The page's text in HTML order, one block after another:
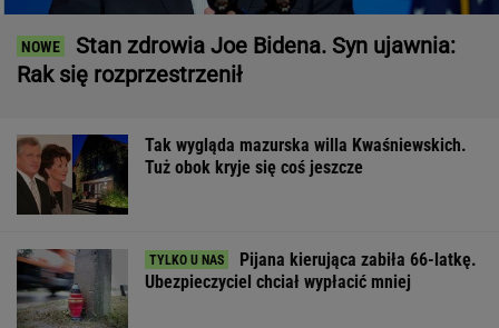
Stan zdrowia Joe Bidena. Syn ujawnia:
Rak się rozprzestrzenił
Tak wygląda mazurska willa Kwaśniewskich.
Tuż obok kryje się coś jeszcze
Pijana kierująca zabiła 66-latkę.
Ubezpieczyciel chciał wypłacić mniej